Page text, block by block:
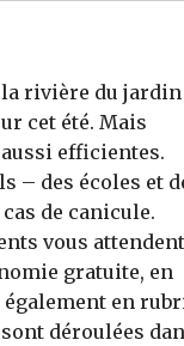
la rivière du jardin
cet été. Mais
efficientes.
– des écoles et
de canicule.
vous
gratuite, en
en
déroulées